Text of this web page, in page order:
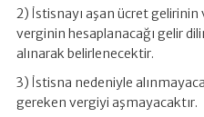
2) İstisnayı aşan ücret
verginin hesaplanacağı gelir
alınarak belirlenecektir.
3) İstisna nedeniyle
gereken vergiyi aşmayacaktır.